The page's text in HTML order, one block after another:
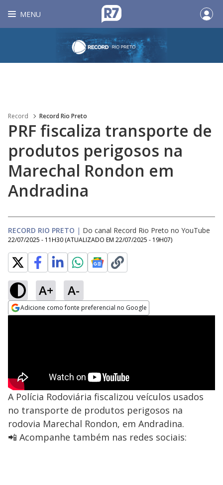
MENU
Record Record Rio Preto
PRF fiscaliza transporte de
produtos perigosos na
Marechal Rondon em
Andradina
RECORD RIO PRETO | Do canal Record Rio Preto no YouTube
22/07/2025 - 11H30 (ATUALIZADO EM 22/07/2025 - 19H07)
A+ A-
Adicione como fonte preferencial no Google
A Polícia Rodoviária fiscalizou veículos usados
no transporte de produtos perigosos na
rodovia Marechal Rondon, em Andradina.
📲 Acompanhe também nas redes sociais: